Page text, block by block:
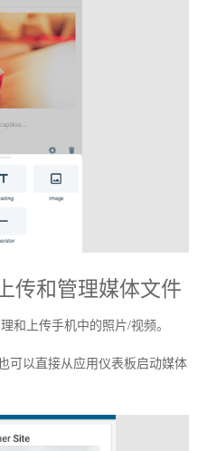
传和管理媒体文件
和上传手机中的照片/视频。
可以直接从应用仪表板启动媒体